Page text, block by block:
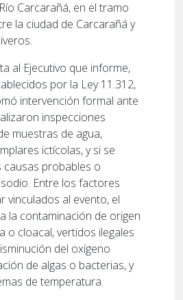
Carcarañá, en el tramo
la ciudad de Carcarañá y
al Ejecutivo que informe,
por la Ley 11.312,
intervención formal ante
inspecciones
muestras de agua,
ictícolas, y si se
probables o
Entre los factores
vinculados al evento, el
la contaminación de origen
o cloacal, vertidos ilegales
del oxígeno
de algas o bacterias, y
de temperatura.